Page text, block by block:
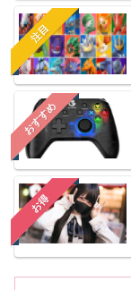
注目
おすすめ
お得